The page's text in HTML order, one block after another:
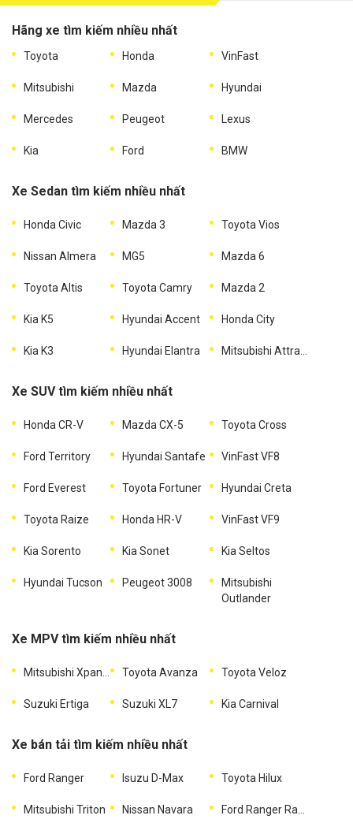
Hãng xe tìm kiếm nhiều nhất
Toyota Honda VinFast
Mitsubishi Mazda Hyundai
Mercedes Peugeot Lexus
Kia Ford BMW
Xe Sedan tìm kiếm nhiều nhất
Honda Civic Mazda 3 Toyota Vios
Nissan Almera MG5 Mazda 6
Toyota Altis Toyota Camry Mazda 2
Kia K5 Hyundai Accent Honda City
Kia K3 Hyundai Elantra
Xe SUV tìm kiếm nhiều nhất
Honda CR-V Mazda CX-5 Toyota Cross
Ford Territory Hyundai Santafe VinFast VF8
Ford Everest Toyota Fortuner Hyundai Creta
Toyota Raize Honda HR-V VinFast VF9
Kia Sorento Kia Sonet Kia Seltos
Hyundai Tucson Peugeot 3008
Mitsubishi
Outlander
Xe MPV tìm kiếm nhiều nhất
Toyota Avanza Toyota Veloz
Suzuki Ertiga Suzuki XL7 Kia Carnival
Xe bán tải tìm kiếm nhiều nhất
Ford Ranger Isuzu D-Max Toyota Hilux
Mitsubishi Triton Nissan Navara